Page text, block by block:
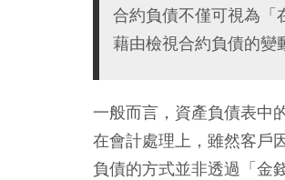
合約負債不僅可視為「
藉由檢視合約負債的變
一般而言，資產負債表中
在會計處理上，雖然客戶
負債的方式並非透過「金